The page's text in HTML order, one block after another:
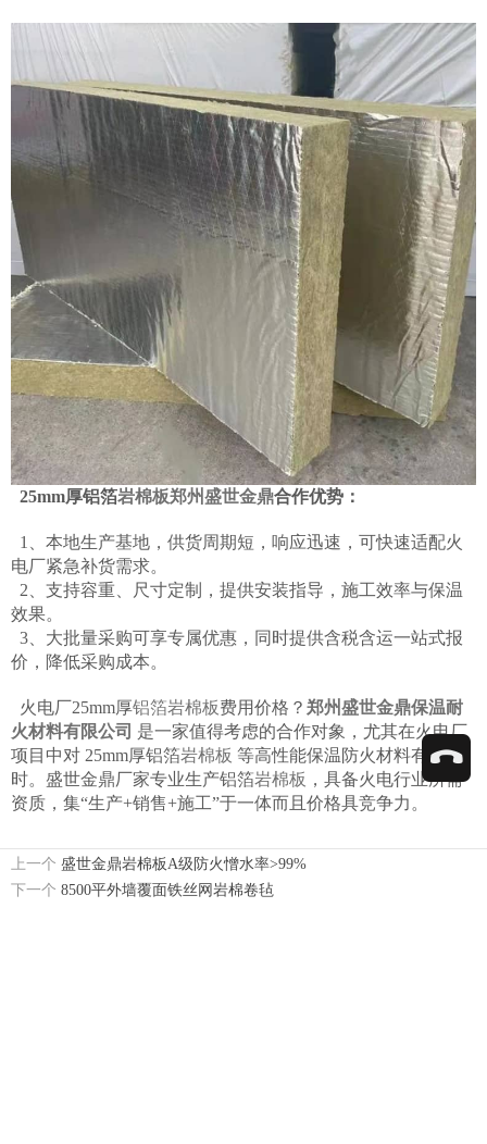
25mm厚铝箔岩棉板郑州盛世金鼎合作优势：
1、本地生产基地，供货周期短，响应迅速，可快速适配火
电厂紧急补货需求。
2、支持容重、尺寸定制，提供安装指导，施工效率与保温
效果。
3、大批量采购可享专属优惠，同时提供含税含运一站式报
价，降低采购成本。
火电厂25mm厚铝箔岩棉板费用价格？ 郑州盛世金鼎保温耐
火材料有限公司 是一家值得考虑的合作对象，尤其在火电厂
项目中对 25mm厚铝箔岩棉板 等高性能保温防火材料有需求
时。盛世金鼎厂家专业生产铝箔岩棉板 ，具备火电行业所需
资质，集“生产+销售+施工”于一体而且价格具竞争力。
上一个 盛世金鼎岩棉板A级防火憎水率>99%
下一个 8500平外墙覆面铁丝网岩棉卷毡